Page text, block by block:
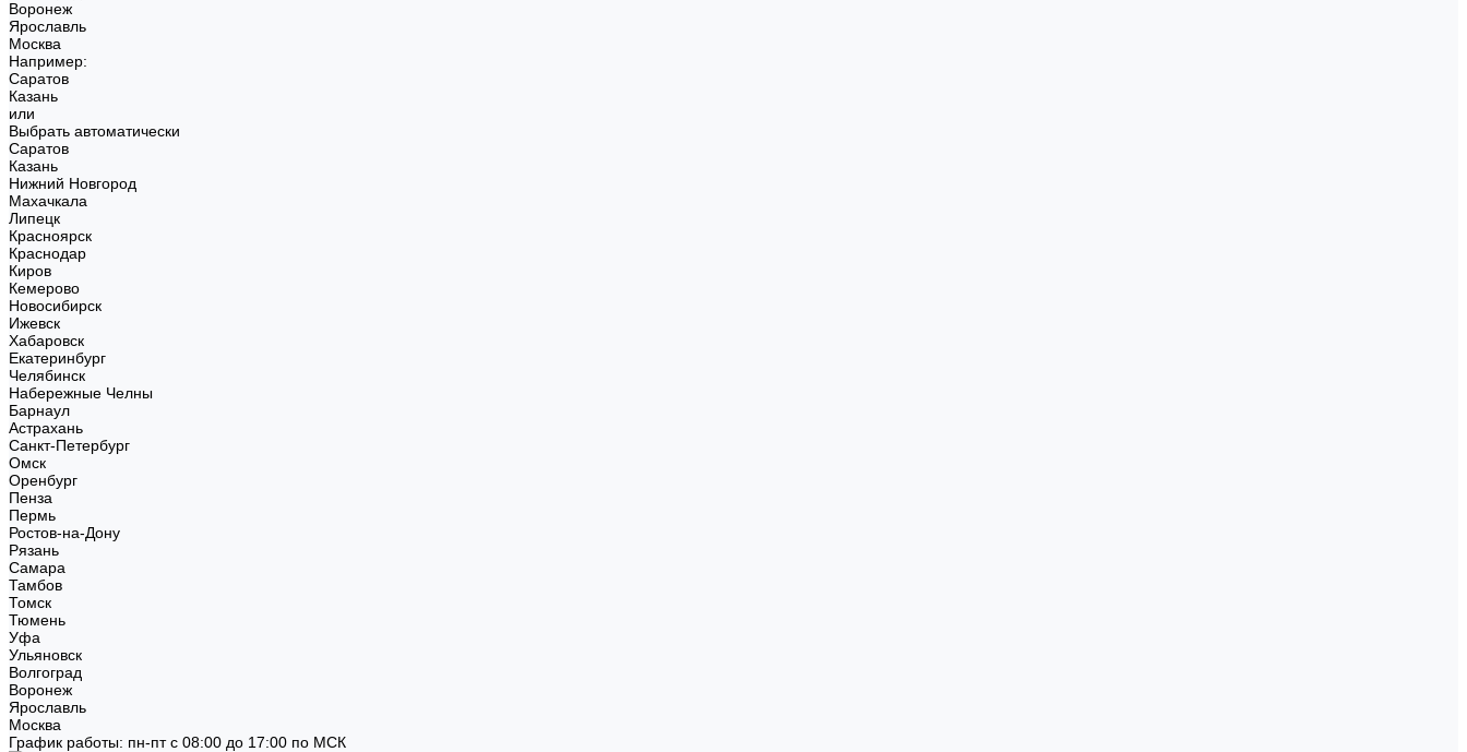
Воронеж
Ярославль
Москва
Например:
Саратов
Казань
или
Выбрать автоматически
Саратов
Казань
Нижний Новгород
Махачкала
Липецк
Красноярск
Краснодар
Киров
Кемерово
Новосибирск
Ижевск
Хабаровск
Екатеринбург
Челябинск
Набережные Челны
Барнаул
Астрахань
Санкт-Петербург
Омск
Оренбург
Пенза
Пермь
Ростов-на-Дону
Рязань
Самара
Тамбов
Томск
Тюмень
Уфа
Ульяновск
Волгоград
Воронеж
Ярославль
Москва
График работы: пн-пт с 08:00 до 17:00 по МСК